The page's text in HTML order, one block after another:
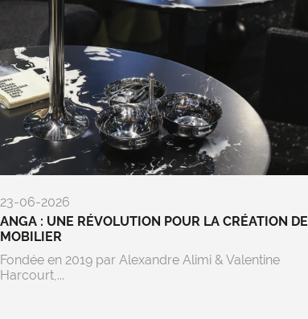
23-06-2026
ANGA : UNE RÉVOLUTION POUR LA CRÉATION DE
MOBILIER
Fondée en 2019 par Alexandre Alimi & Valentine
Harcourt,...